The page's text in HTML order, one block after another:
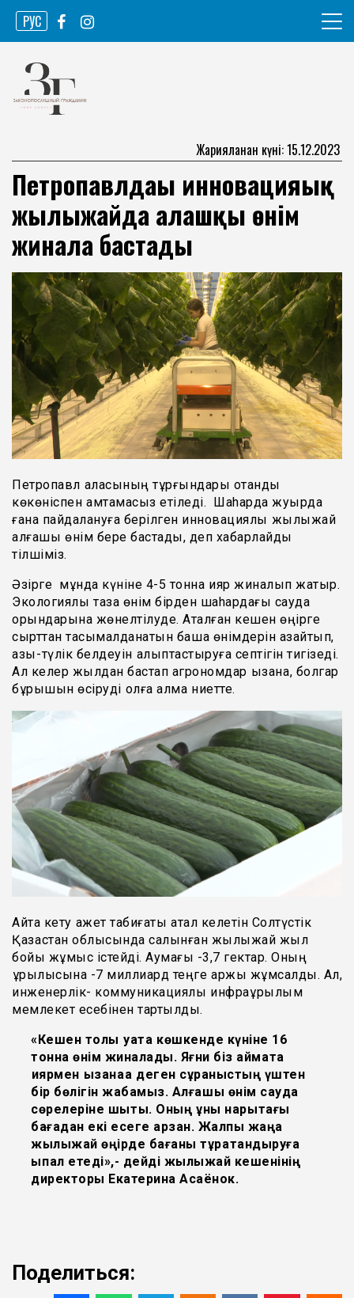
Skip
content
РУС
Законопослушный гражданин
Жарияланған күні: 15.12.2023
Петропавлдағы инновацияық
жылыжайда алғашқы өнім
жинала бастады
Петропавл қаласының тұрғындары отандық
көкөніспен қамтамасыз етіледі. Шаhарда жуырда
ғана пайдалануға берілген инновациялық жылыжай
алғашқы өнім бере бастады, деп хабарлайды
тілшіміз.
Әзірге мұнда күніне 4-5 тонна қияр жиналып жатыр.
Экологиялық таза өнім бірден шаhардағы сауда
орындарына жөнелтілуде. Аталған кешен өңірге
сырттан тасымалданатын бақша өнімдерін азайтып,
азық-түлік белдеуін қалыптастыруға септігін тигізеді.
Ал келер жылдан бастап агрономдар қызанақ, болгар
бұрышын өсіруді қолға алмақ ниетте.
Айта кету қажет табиғаты қатал келетін Солтүстік
Қазақстан облысында салынған жылыжай жыл
бойы жұмыс істейді. Аумағы -3,7 гектар. Оның
құрылысына -7 миллиард теңге қаржы жұмсалды. Ал,
инженерлік- коммуникациялық инфрақұрылым
мемлекет есебінен тартылды.
«Кешен толық қуатқа көшкенде күніне 16
тонна өнім жиналады. Яғни біз аймақта
қиярмен қызанаққа деген сұраныстың үштен
бір бөлігін жабамыз. Алғашқы өнім сауда
сөрелеріне шықты. Оның құны нарықтағы
бағадан екі есеге арзан. Жалпы жаңа
жылыжай өңірде бағаны тұрақтандыруға
ықпал етеді»,- дейді жылыжай кешенінің
директоры Екатерина Асаёнок.
Поделиться: